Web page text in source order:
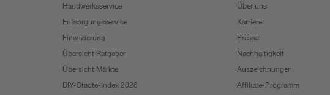
Handwerksservice
Entsorgungsservice
Finanzierung
Übersicht Ratgeber
Übersicht Märkte
DIY-Städte-Index 2026
Über uns
Karriere
Presse
Nachhaltigkeit
Auszeichnungen
Affiliate-Programm